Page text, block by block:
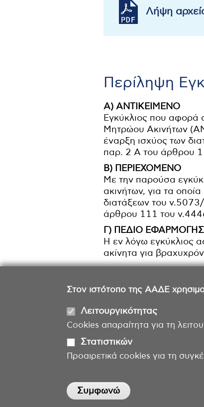
Στον ιστότοπο της ΑΑΔΕ
Λειτουργικότητας
Cookies απαραίτητα για τη
Στατιστικών
Προαιρετικά cookies για τη
Συμφωνώ
Λήψη
Περίληψη
Α) ΑΝΤΙΚΕΙΜΕΝΟ
Εγκύκλιος που αφορά
Μητρώου Ακινήτων
έναρξη ισχύος των
παρ. 2 Α του άρθρου
Β) ΠΕΡΙΕΧΟΜΕΝΟ
Με την παρούσα
ακινήτων, για τα
διατάξεων του
άρθρου 111 του
Γ) ΠΕΔΙΟ ΕΦΑΡΜΟΓΗΣ
Η εν λόγω εγκύκλιος
ακίνητα για
Η ιστοσελίδα φιλοξενείται από τη ΓΓΠΣΨΔ